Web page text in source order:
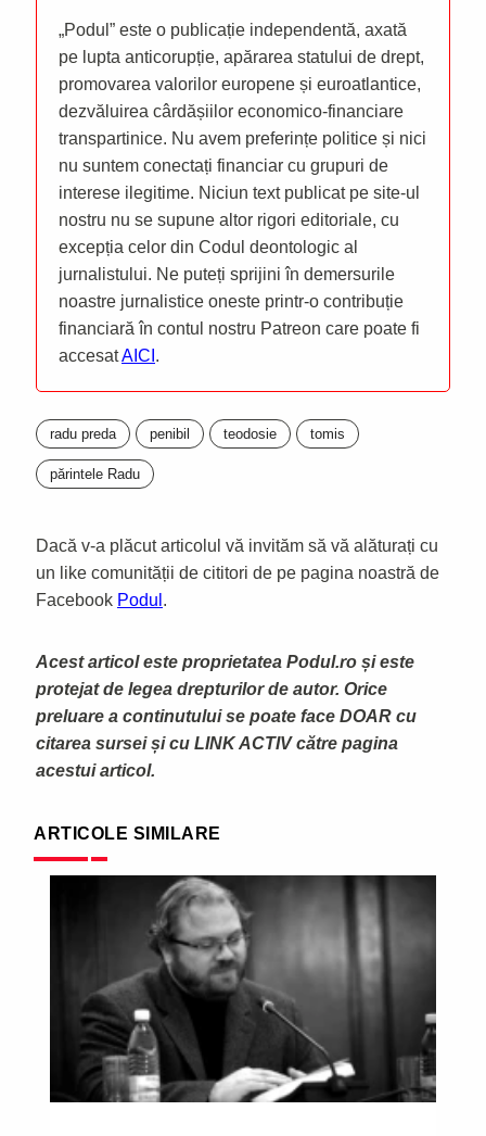
„Podul” este o publicație independentă, axată
pe lupta anticorupție, apărarea statului de drept,
promovarea valorilor europene și euroatlantice,
dezvăluirea cârdășiilor economico-financiare
transpartinice. Nu avem preferințe politice și nici
nu suntem conectați financiar cu grupuri de
interese ilegitime. Niciun text publicat pe site-ul
nostru nu se supune altor rigori editoriale, cu
excepția celor din Codul deontologic al
jurnalistului. Ne puteți sprijini în demersurile
noastre jurnalistice oneste printr-o contribuție
financiară în contul nostru Patreon care poate fi
accesatAICI .
radu preda penibil teodosie tomis
părintele Radu
Dacă v-a plăcut articolul vă invităm să vă alăturați cu
un like comunității de cititori de pe pagina noastră de
Facebook Podul .
Acest articol este proprietatea Podul.ro și este
protejat de legea drepturilor de autor. Orice
preluare a continutului se poate face DOAR cu
citarea sursei și cu LINK ACTIV către pagina
acestui articol.
ARTICOLE SIMILARE